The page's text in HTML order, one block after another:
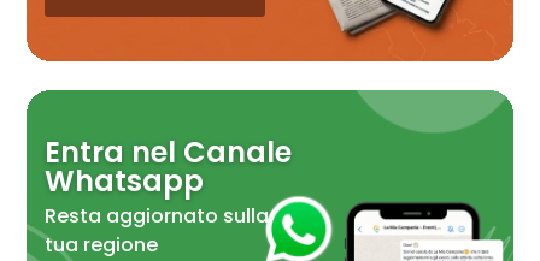
Entra nel Canale
Whatsapp
Resta aggiornato sulla
tua regione